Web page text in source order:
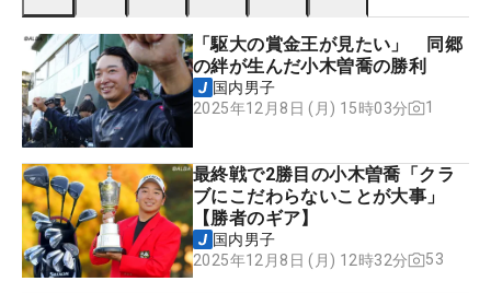
「駆大の賞金王が見たい」 同郷
の絆が生んだ小木曽喬の勝利
国内男子
2025年12月8日 (月) 15時03分
1
最終戦で2勝目の小木曽喬「クラ
ブにこだわらないことが大事」
【勝者のギア】
国内男子
2025年12月8日 (月) 12時32分
53